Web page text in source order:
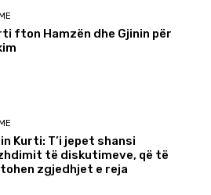
fton Hamzën dhe Gjinin për
Kurti: T’i jepet shansi
të diskutimeve, që të
zgjedhjet e reja